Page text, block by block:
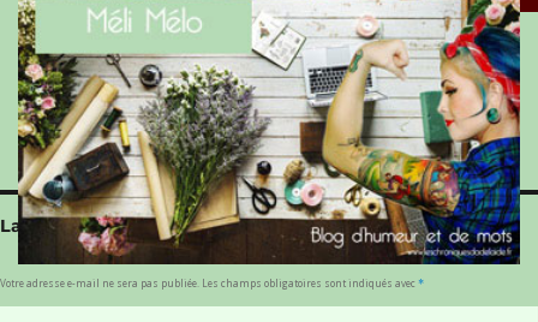
@Adélaïde
Laisser un commentaire
Votre adresse e-mail ne sera pas publiée. Les champs obligatoires sont indiqués avec *